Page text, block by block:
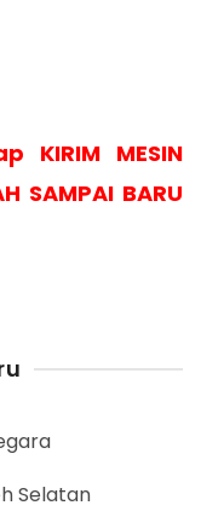
KIRIM MESIN
SAMPAI BARU
Selatan